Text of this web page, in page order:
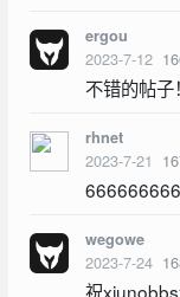
ergou
2023-7-12
不错的帖子！
rhnet
2023-7-21
wegowe
2023-7-24
祝xiunobbs